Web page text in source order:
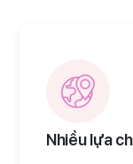
Nhiều lựa